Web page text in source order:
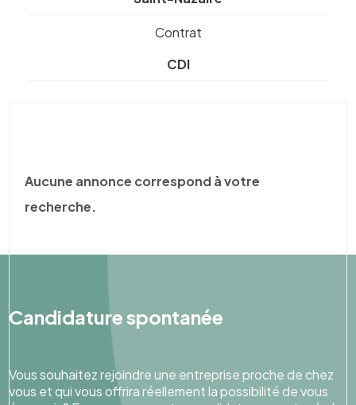
Contrat
CDI
Aucune annonce correspond à votre
recherche.
Candidature spontanée
Vous souhaitez rejoindre une entreprise proche de chez
vous et qui vous offrira réellement la possibilité de vous